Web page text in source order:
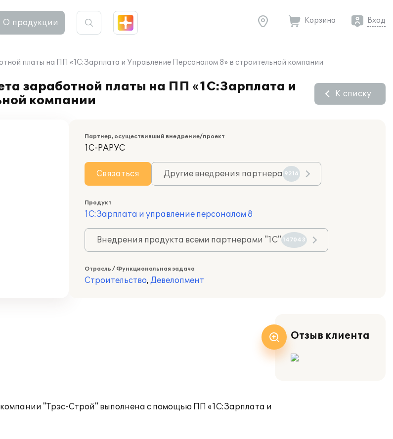
О продукции Корзина Вход
платы на ПП «1С:Зарплата и Управление Персоналом 8» в строительной компании
заработной платы на ПП «1С:Зарплата и
компании
К списку
Партнер, осуществивший внедрение/проект
1С-РАРУС
Связаться Другие внедрения партнера 9216
Продукт
1С:Зарплата и управление персоналом 8
Внедрения продукта всеми партнерами "1С" 147043
Отрасль / Функциональная задача
Строительство, Девелопмент
"Трэс-Строй" выполнена с помощью ПП «1С:Зарплата и
Отзыв клиента